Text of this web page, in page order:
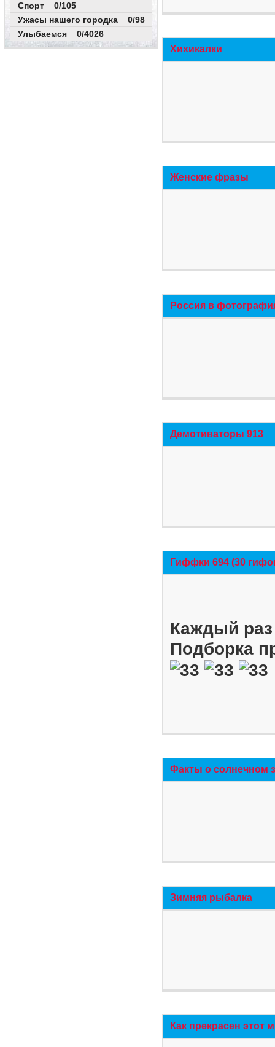
Спорт 0/105
Ужасы нашего городка 0/98
Улыбаемся 0/4026
Хихикалки
Женские фразы
Россия в
Демотиваторы 913
Гиффки 694 (30
Каждый
Подборка
Факты о солнечном
Зимняя рыбалка
Как прекрасен этот